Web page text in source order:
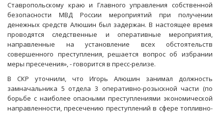
Ставропольскому краю и Главного управления собственной
безопасности МВД России мероприятий при получении
денежных средств Алюшин был задержан. В настоящее время
проводятся следственные и оперативные мероприятия,
направленные на установление всех обстоятельств
совершенного преступления, решается вопрос об избрании
меры пресечения», - говорится в пресс-релизе.
В СКР уточнили, что Игорь Алюшин занимал должность
замначальника 5 отдела 3 оперативно-розыскной части (по
борьбе с наиболее опасными преступлениями экономической
направленности, пресечению преступлений в сфере топливно-